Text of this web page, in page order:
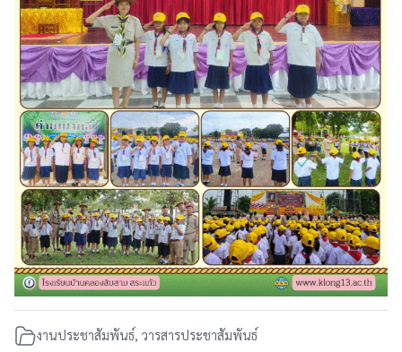
งานประชาสัมพันธ์, วารสารประชาสัมพันธ์